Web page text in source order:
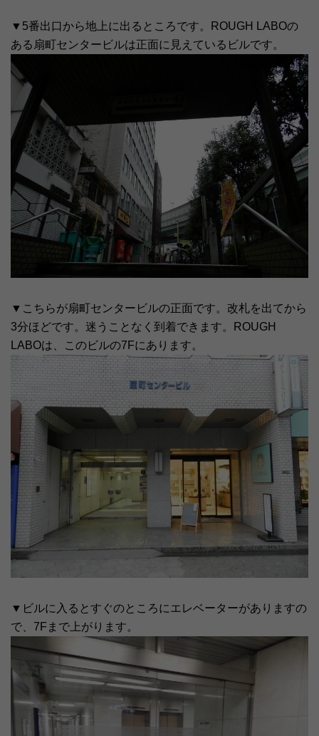
▼5番出口から地上に出るところです。ROUGH LABOの
ある扇町センタービルは正面に見えているビルです。
▼こちらが扇町センタービルの正面です。改札を出てから
3分ほどです。迷うことなく到着できます。ROUGH
LABOは、このビルの7Fにあります。
▼ビルに入るとすぐのところにエレベーターがありますの
で、7Fまで上がります。